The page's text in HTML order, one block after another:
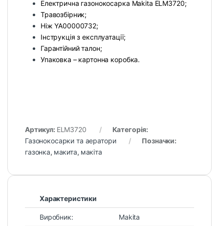
Електрична газонокосарка Makita ELM3720;
Травозбірник;
Ніж YA00000732;
Інструкція з експлуатації;
Гарантійний талон;
Упаковка – картонна коробка.
Артикул: ELM3720
Категорія:
Газонокосарки та аератори
Позначки:
газонка, макита, макіта
Характеристики
Виробник: Makita